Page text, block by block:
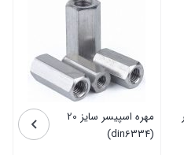
مهره اسپیسر سایز 20
(din6334)